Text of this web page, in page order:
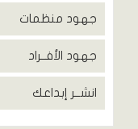
جهود منظمات
جهود الأفــراد
انشــر إبداعك